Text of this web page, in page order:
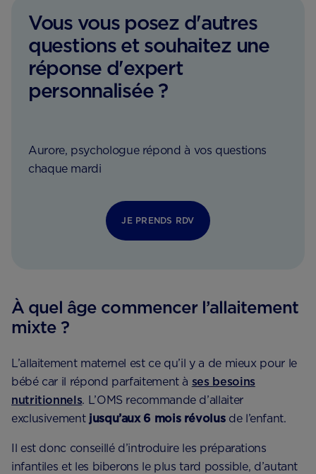
Vous vous posez d'autres
questions et souhaitez une
réponse d'expert
personnalisée ?
Aurore, psychologue répond à vos questions
chaque mardi
JE PRENDS RDV
À quel âge commencer l’allaitement
mixte ?
L’allaitement maternel est ce qu’il y a de mieux pour le
bébé car il répond parfaitement à ses besoins
nutritionnels. L’OMS recommande d’allaiter
exclusivement jusqu’aux 6 mois révolusde l’enfant.
Il est donc conseillé d’introduire les préparations
infantiles et les biberons le plus tard possible, d’autant